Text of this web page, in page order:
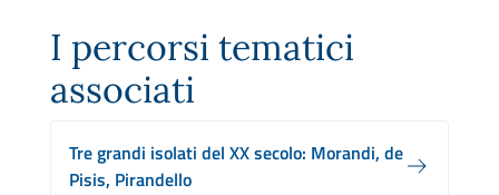
I percorsi tematici
associati
Tre grandi isolati del XX secolo: Morandi, de
Pisis, Pirandello